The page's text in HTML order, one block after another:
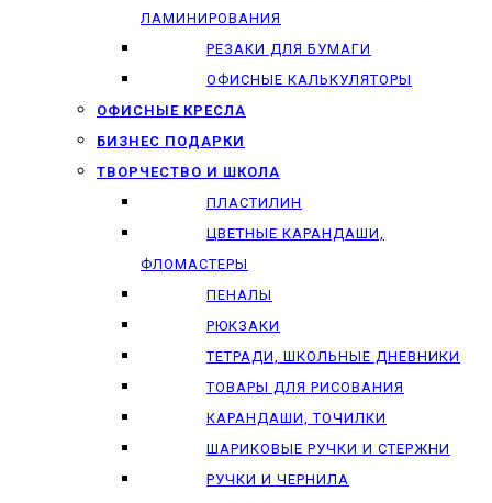
ЛАМИНИРОВАНИЯ
РЕЗАКИ ДЛЯ БУМАГИ
ОФИСНЫЕ КАЛЬКУЛЯТОРЫ
ОФИСНЫЕ КРЕСЛА
БИЗНЕС ПОДАРКИ
ТВОРЧЕСТВО И ШКОЛА
ПЛАСТИЛИН
ЦВЕТНЫЕ КАРАНДАШИ,
ФЛОМАСТЕРЫ
ПЕНАЛЫ
РЮКЗАКИ
ТЕТРАДИ, ШКОЛЬНЫЕ ДНЕВНИКИ
ТОВАРЫ ДЛЯ РИСОВАНИЯ
КАРАНДАШИ, ТОЧИЛКИ
ШАРИКОВЫЕ РУЧКИ И СТЕРЖНИ
РУЧКИ И ЧЕРНИЛА